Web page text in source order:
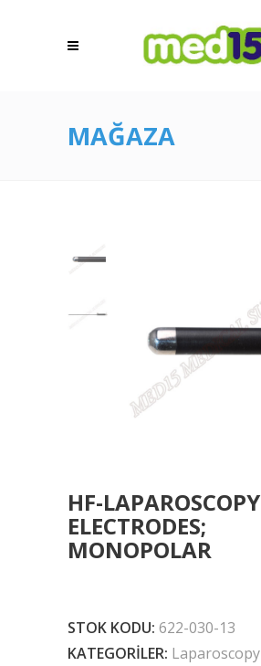
MAĞAZA
HF-LAPAROSCOPY
ELECTRODES;
MONOPOLAR
STOK KODU: 622-030-13
KATEGORILER: Laparoscopy